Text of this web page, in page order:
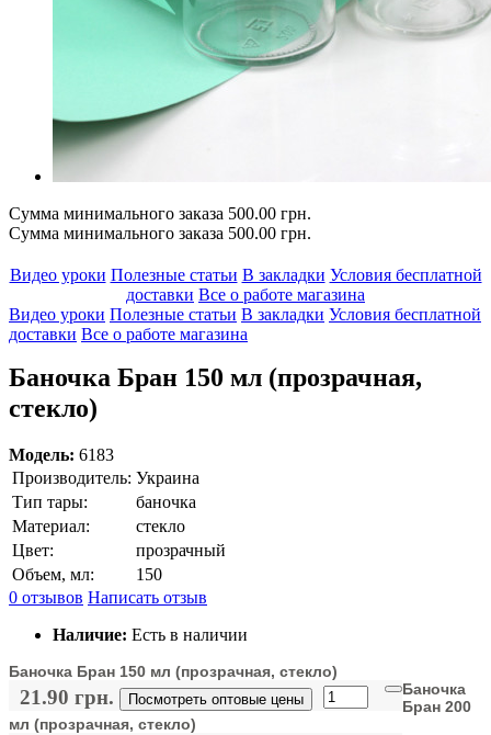
Сумма минимального заказа 500.00 грн.
Сумма минимального заказа 500.00 грн.
Видео уроки Полезные статьи В закладки Условия бесплатной
доставки Все о работе магазина
Видео уроки Полезные статьи В закладки Условия бесплатной
доставки Все о работе магазина
Баночка Бран 150 мл (прозрачная,
стекло)
Модель: 6183
Производитель: Украина
Тип тары:
баночка
Материал:
стекло
Цвет:
прозрачный
Объем, мл:
150
0 отзывов Написать отзыв
Наличие: Есть в наличии
Баночка Бран 150 мл (прозрачная, стекло)
21.90 грн. Посмотреть оптовые цены
Баночка
Бран 200
мл (прозрачная, стекло)